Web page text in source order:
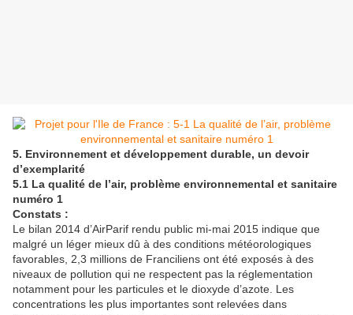
5. Environnement et développement durable, un devoir
d’exemplarité
5.1 La qualité de l’air, problème environnemental et sanitaire
numéro 1
Constats :
Le bilan 2014 d’AirParif rendu public mi-mai 2015 indique que
malgré un léger mieux dû à des conditions météorologiques
favorables, 2,3 millions de Franciliens ont été exposés à des
niveaux de pollution qui ne respectent pas la réglementation
notamment pour les particules et le dioxyde d’azote. Les
concentrations les plus importantes sont relevées dans